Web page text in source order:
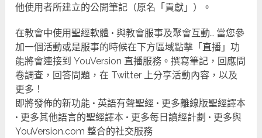
他使用者所建立的公開筆記（原名「貢獻」）。
在教會中使用聖經軟體 • 與教會服事及聚會互動… 當您參
加一個活動或是服事的時候在下方區域點擊「直播」功
能將會連接到 YouVersion 直播服務。撰寫筆記，回應問
卷調查，回答問題，在 Twitter 上分享活動內容，以及
更多！
即將發佈的新功能 • 英語有聲聖經 • 更多離線版聖經譯本
• 更多其他語言的聖經譯本 • 更多每日讀經計劃 • 更多與
YouVersion.com 整合的社交服務